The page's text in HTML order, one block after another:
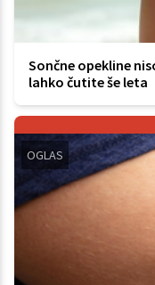
Sončne opekline
lahko čutite še leta
OGLAS